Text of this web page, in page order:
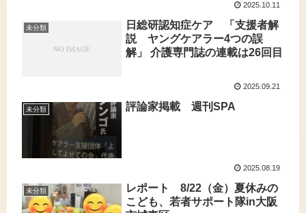
2025.10.11
未分類
日総研認知症ケア 「支援者解
説 ヤングケアラー4つの誤
解」 介護専門誌の連載は26回目
2025.09.21
未分類 評論家掲載 週刊SPA
2025.08.19
未分類
レポート 8/22（金）夏休みの
こども、若者サポート隊in大阪